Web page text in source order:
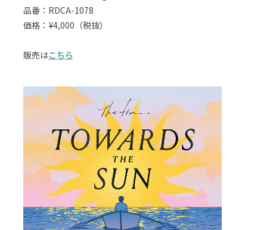
品番：RDCA-1078
価格：¥4,000（税抜）
販売はこちら